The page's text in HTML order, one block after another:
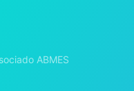
ABMES